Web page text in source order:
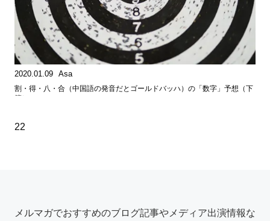
2020.01.09 Asa
割・得・八・合（中国語の発音だとゴールドバッハ）の「数字」予想（下
篇）
22
メルマガでおすすめのブログ記事やメディア出演情報な